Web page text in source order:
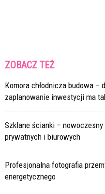
ZOBACZ TEŻ
Komora chłodnicza budowa –
zaplanowanie inwestycji ma
Szklane ścianki –
prywatnych i biurowych
Profesjonalna fotografia
energetycznego